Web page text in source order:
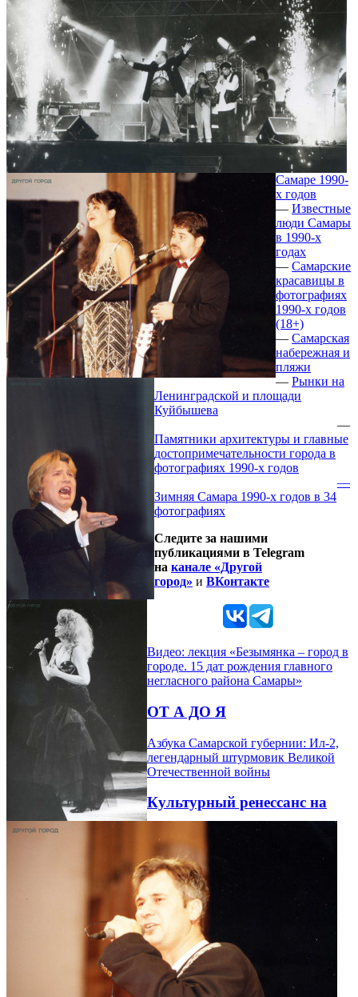
Самаре 1990-
х годов
— Известные
люди Самары
в 1990-х
годах
— Самарские
красавицы в
фотографиях
1990-х годов
(18+)
— Самарская
набережная и
пляжи
— Рынки на
Ленинградской и площади
Куйбышева
—
Памятники архитектуры и главные
достопримечательности города в
фотографиях 1990-х годов
—
Зимняя Самара 1990-х годов в 34
фотографиях
Следите за нашими
публикациями в Telegram
на канале «Другой
город» и ВКонтакте
Видео: лекция «Безымянка – город в
городе. 15 дат рождения главного
негласного района Самары»
ОТ А ДО Я
Азбука Самарской губернии: Ил-2,
легендарный штурмовик Великой
Отечественной войны
Культурный ренессанс на